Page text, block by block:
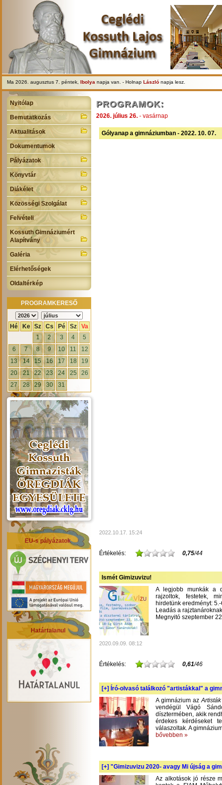
Ma 2026. augusztus 7. péntek, Ibolya napja van. - Holnap László napja lesz.
Nyitólap
Bemutatkozás
Aktualitások
Dokumentumok
Pályázatok
Könyvtár
Diákélet
Közösségi Szolgálat
Felvételi
Kossuth Gimnáziumért
Alapítvány
Galéria
Elérhetőségek
Oldaltérkép
PROGRAMKERESŐ
Hé Ke Sz Cs Pé Sz
Va
1
2 3 4
5
6
7 8 9 10 11
12
13
14 15 16 17 18
19
20
21 22 23 24 25
26
27
28 29 30 31
EU-s pályázatok
Határtalanul
PROGRAMOK:
2026. július 26. - vasárnap
Gólyanap a gimnáziumban - 2022. 10. 07.
2022.10.17. 15:24
Értékelés: 0,75/44
Ismét Gimizuvizu!
A legjobb munkák a
rajzoltok, festetek,
hirdetünk eredményt:
Leadás a
Megnyitó szeptember
2020.09.09. 08:12
Értékelés: 0,61/46
[+] Író-olvasó találkozó "artistákkal" a
A gimnázium az
vendégül Vágó
dísztermében, akik
érdekes kérdéseket
válaszoltak. A
bővebben »
[+] "Gimizuvizu 2020- avagy Mi újság a
Az alkotások jó része